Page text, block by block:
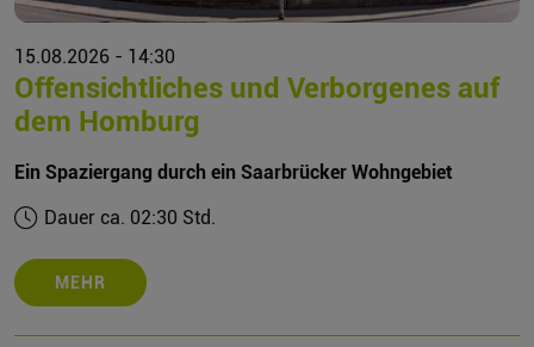
15.08.2026 - 14:30
Offensichtliches und Verborgenes auf
dem Homburg
Ein Spaziergang durch ein Saarbrücker Wohngebiet
Dauer ca. 02:30 Std.
MEHR